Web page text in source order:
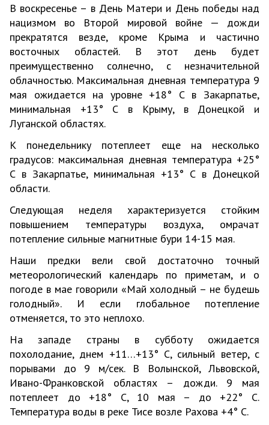
В воскресенье – в День Матери и День победы над
нацизмом во Второй мировой войне — дожди
прекратятся везде, кроме Крыма и частично
восточных областей. В этот день будет
преимущественно солнечно, с незначительной
облачностью. Максимальная дневная температура 9
мая ожидается на уровне +18° С в Закарпатье,
минимальная +13° С в Крыму, в Донецкой и
Луганской областях.
К понедельнику потеплеет еще на несколько
градусов: максимальная дневная температура +25°
С в Закарпатье, минимальная +13° С в Донецкой
области.
Следующая неделя характеризуется стойким
повышением температуры воздуха, омрачат
потепление сильные магнитные бури 14-15 мая.
Наши предки вели свой достаточно точный
метеорологический календарь по приметам, и о
погоде в мае говорили «Май холодный – не будешь
голодный». И если глобальное потепление
отменяется, то это неплохо.
На западе страны в субботу ожидается
похолодание, днем +11…+13° С, сильный ветер, с
порывами до 9 м/сек. В Волынской, Львовской,
Ивано-Франковской областях – дожди. 9 мая
потеплеет до +18° С, 10 мая – до +22° С.
Температура воды в реке Тисе возле Рахова +4° С.